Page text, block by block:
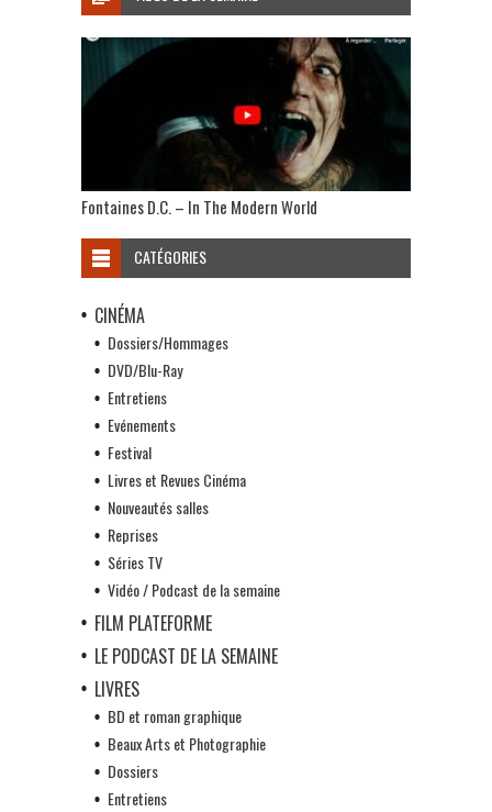
Fontaines D.C. – In The Modern World
CATÉGORIES
CINÉMA
Dossiers/Hommages
DVD/Blu-Ray
Entretiens
Evénements
Festival
Livres et Revues Cinéma
Nouveautés salles
Reprises
Séries TV
Vidéo / Podcast de la semaine
FILM PLATEFORME
LE PODCAST DE LA SEMAINE
LIVRES
BD et roman graphique
Beaux Arts et Photographie
Dossiers
Entretiens